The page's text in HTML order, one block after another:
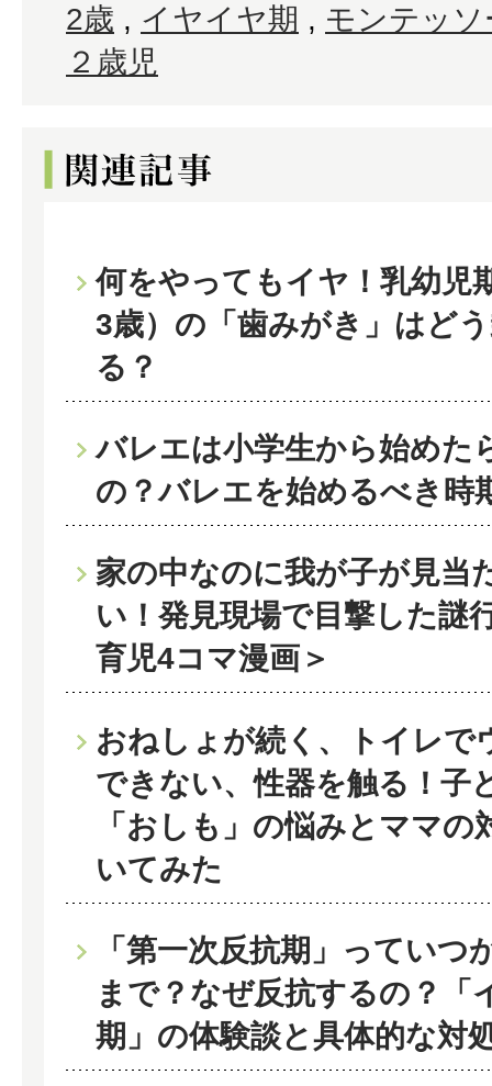
2歳 , イヤイヤ期 , モンテッソ
２歳児
何をやってもイヤ！乳幼児
3歳）の「歯みがき」はど
る？
バレエは小学生から始めた
の？バレエを始めるべき時
家の中なのに我が子が見当
い！発見現場で目撃した謎
育児4コマ漫画＞
おねしょが続く、トイレで
できない、性器を触る！子
「おしも」の悩みとママの
いてみた
「第一次反抗期」っていつ
まで？なぜ反抗するの？「
期」の体験談と具体的な対